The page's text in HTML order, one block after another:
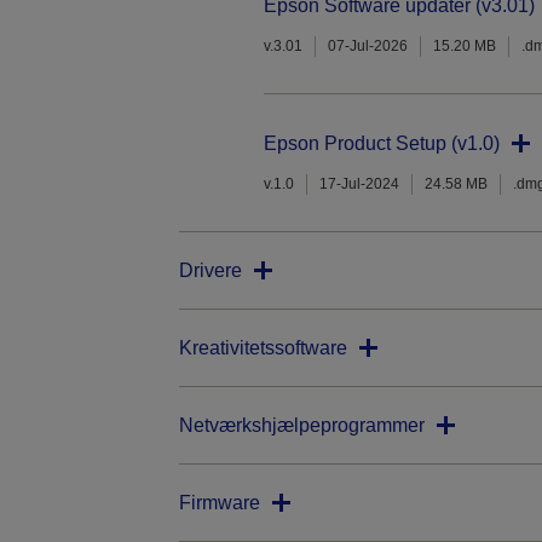
Epson Software updater (v3.01)
v.3.01 07-Jul-2026 15.20 MB
Epson Product Setup (v1.0)
v.1.0 17-Jul-2024 24.58 MB
Drivere
Kreativitetssoftware
Netværkshjælpeprogrammer
Firmware